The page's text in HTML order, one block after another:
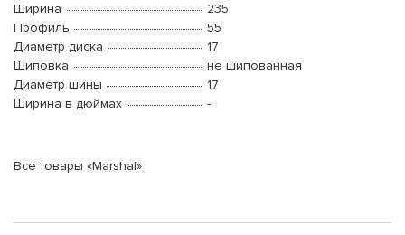
Ширина
235
Профиль
55
Диаметр диска
17
Шиповка
не шипованная
Диаметр шины
17
Ширина в дюймах
-
Все товары «Marshal»